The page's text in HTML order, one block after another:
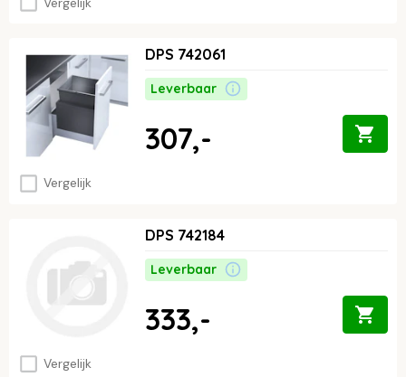
Vergelijk
DPS 742061
Leverbaar
307,-
Vergelijk
DPS 742184
Leverbaar
333,-